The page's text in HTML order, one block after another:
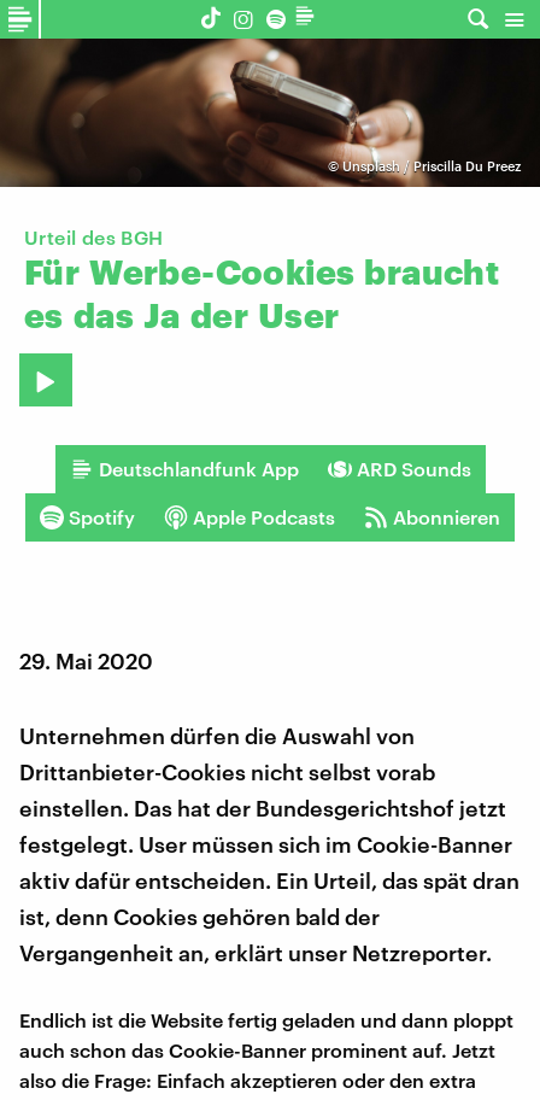
©Unsplash / Priscilla Du Preez
Urteil des BGH
Für Werbe-Cookies braucht
es das Ja der User
Deutschlandfunk App ARD Sounds
Spotify Apple Podcasts Abonnieren
29. Mai 2020
Unternehmen dürfen die Auswahl von
Drittanbieter-Cookies nicht selbst vorab
einstellen. Das hat der Bundesgerichtshof jetzt
festgelegt. User müssen sich im Cookie-Banner
aktiv dafür entscheiden. Ein Urteil, das spät dran
ist, denn Cookies gehören bald der
Vergangenheit an, erklärt unser Netzreporter.
Endlich ist die Website fertig geladen und dann ploppt
auch schon das Cookie-Banner prominent auf. Jetzt
also die Frage: Einfach akzeptieren oder den extra